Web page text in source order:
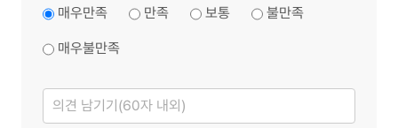
매우만족
만족 보통 불만족
매우불만족
의
견
남